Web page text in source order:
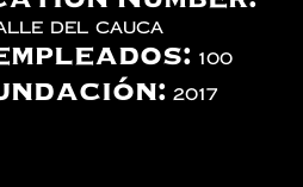
del Cauca
100
2017